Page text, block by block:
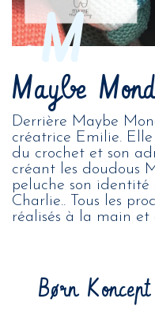
M
Maybe
Derrière Maybe
créatrice Emilie.
du crochet et son
créant les doudous
peluche son identité
Charlie.. Tous les
réalisés à la main
Børn